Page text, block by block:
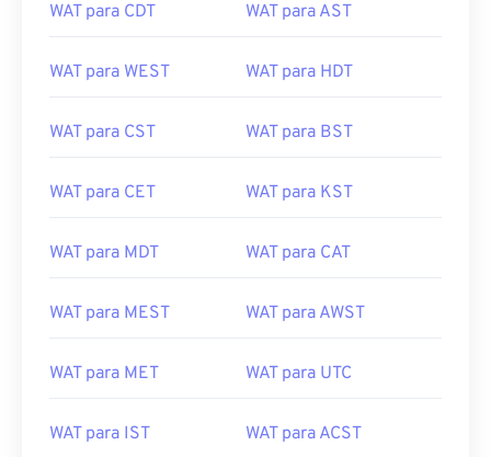
WAT para CDT WAT para AST
WAT para WEST WAT para HDT
WAT para CST WAT para BST
WAT para CET WAT para KST
WAT para MDT WAT para CAT
WAT para MEST WAT para AWST
WAT para MET WAT para UTC
WAT para IST WAT para ACST